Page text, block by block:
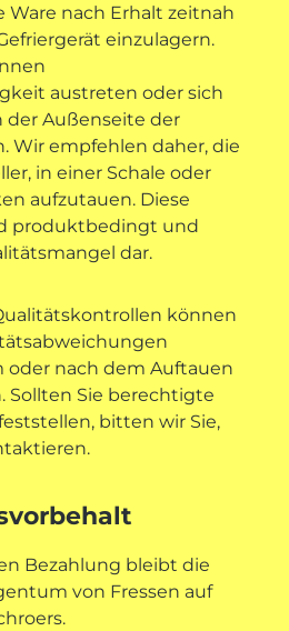
Ware nach Erhalt zeitnah
einzulagern.
austreten oder sich
der Außenseite der
Wir empfehlen daher, die
in einer Schale oder
aufzutauen. Diese
produktbedingt und
dar.
können
oder nach dem Auftauen
Sollten Sie berechtigte
bitten wir Sie,
Bezahlung bleibt die
von Fressen auf